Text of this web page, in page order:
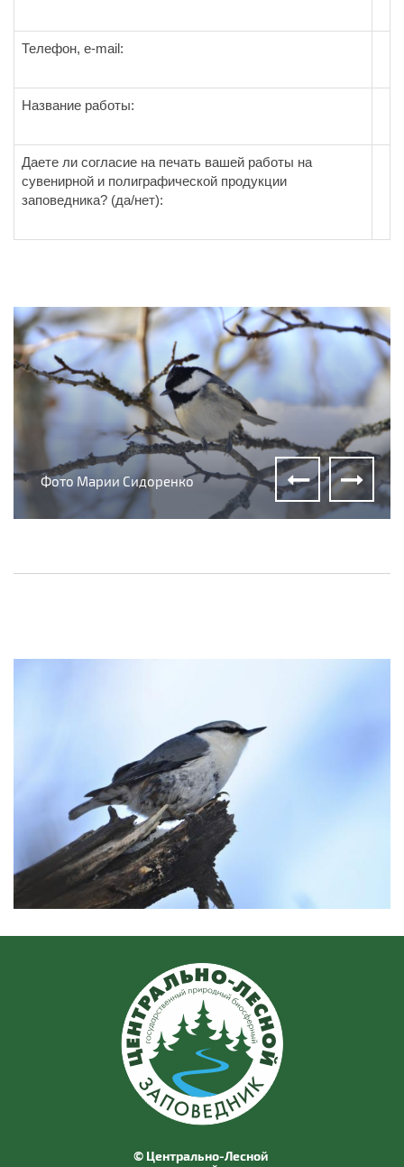
Телефон, e-mail:
Название работы:
Даете ли согласие на печать вашей работы на
сувенирной и полиграфической продукции
заповедника? (да/нет):
Фото Марии Сидоренко
Фото Марии Сидоренко
Фото Марии Сидоренко
© Центрально-Лесной